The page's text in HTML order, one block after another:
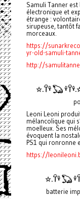
Samuli Tanner
électronique et
étrange :
sirupeuse, tantôt
morceaux.
https://
yr-old-samuli-
http://
☆.𓋼𓍊 𓆏
Leoni Leoni
mélancolique qui
moelleux. Ses
évoquent la
PS1 qui ronronne
https://
☆.𓋼𓍊 𓆏
batterie